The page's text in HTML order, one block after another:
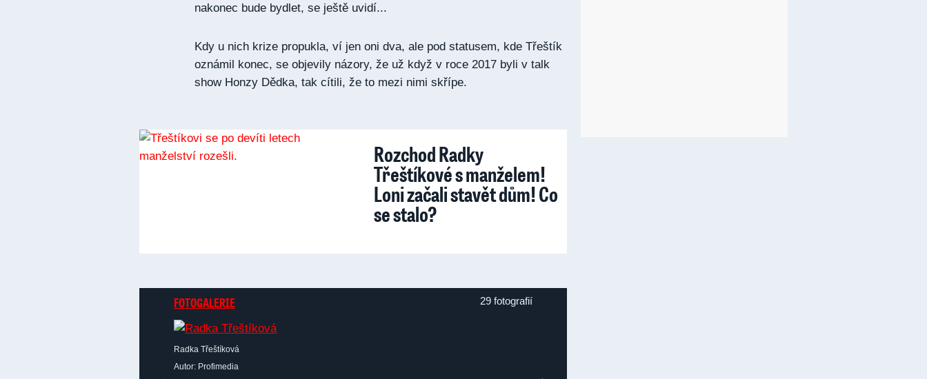
nakonec bude bydlet, se ještě uvidí...
Kdy u nich krize propukla, ví jen oni dva, ale pod statusem, kde Třeštík
oznámil konec, se objevily názory, že už když v roce 2017 byli v talk
show Honzy Dědka, tak cítili, že to mezi nimi skřípe.
Rozchod Radky
Třeštíkové s manželem!
Loni začali stavět dům! Co
se stalo?
FOTOGALERIE 29 fotografií
Radka Třeštíková
Autor: Profimedia